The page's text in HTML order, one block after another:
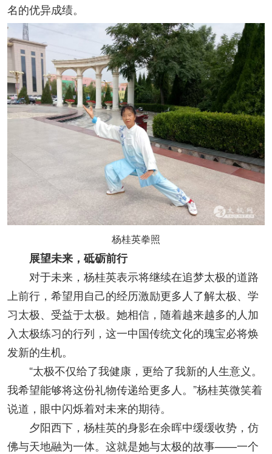
名的优异成绩。
杨桂英拳照
展望未来，砥砺前行
对于未来，杨桂英表示将继续在追梦太极的道路
上前行，希望用自己的经历激励更多人了解太极、学
习太极、受益于太极。她相信，随着越来越多的人加
入太极练习的行列，这一中国传统文化的瑰宝必将焕
发新的生机。
“太极不仅给了我健康，更给了我新的人生意义。
我希望能够将这份礼物传递给更多人。”杨桂英微笑着
说道，眼中闪烁着对未来的期待。
夕阳西下，杨桂英的身影在余晖中缓缓收势，仿
佛与天地融为一体。这就是她与太极的故事——一个